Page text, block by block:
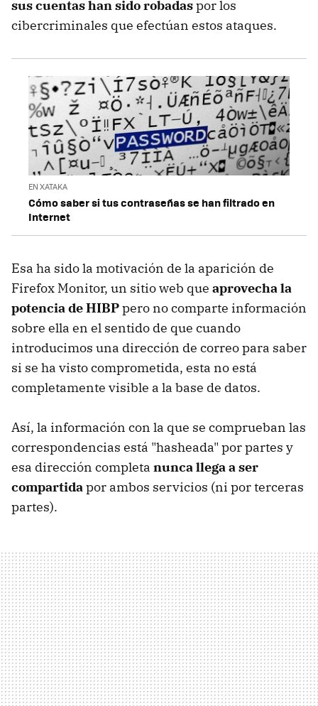
sus cuentas han sido robadaspor los
cibercriminales que efectúan estos ataques.
EN XATAKA
Cómo saber si tus contraseñas se han filtrado en
Internet
Esa ha sido la motivación de la aparición de
Firefox Monitor, un sitio web que aprovecha la
potencia de HIBPpero no comparte información
sobre ella en el sentido de que cuando
introducimos una dirección de correo para saber
si se ha visto comprometida, esta no está
completamente visible a la base de datos.
Así, la información con la que se comprueban las
correspondencias está "hasheada" por partes y
esa dirección completa nunca llega a ser
compartidapor ambos servicios (ni por terceras
partes).